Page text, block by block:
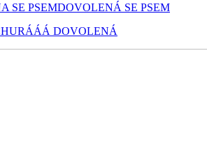
DOVOLENÁ SE PSEM
HURÁÁÁ DOVOLENÁ